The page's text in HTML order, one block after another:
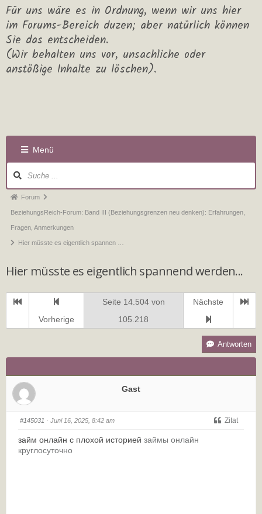
Für uns wäre es in Ordnung, wenn wir uns hier
im Forums-Bereich duzen; aber natürlich können
Sie das entscheiden.
(Wir behalten uns vor, unsachliche oder
anstößige Inhalte zu löschen).
Menü
Forum
BeziehungsReich-Forum: Band III (Beziehungsgrenzen neu denken): Erfahrungen,
Fragen, Anmerkungen
Hier müsste es eigentlich spannen …
Hier müsste es eigentlich spannend werden...
Vorherige
Seite 14.504 von
105.218
Nächste
Antworten
Gast
#145031 · Juni 16, 2025, 8:42 am Zitat
займ онлайн с плохой историей займы онлайн
круглосуточно